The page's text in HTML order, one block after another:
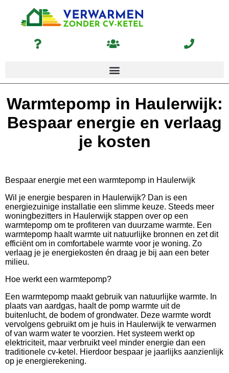
Warmtepomp in Haulerwijk:
Bespaar energie en verlaag
je kosten
Bespaar energie met een warmtepomp in Haulerwijk
Wil je energie besparen in Haulerwijk? Dan is een
energiezuinige installatie een slimme keuze. Steeds meer
woningbezitters in Haulerwijk stappen over op een
warmtepomp om te profiteren van duurzame warmte. Een
warmtepomp haalt warmte uit natuurlijke bronnen en zet dit
efficiënt om in comfortabele warmte voor je woning. Zo
verlaag je je energiekosten én draag je bij aan een beter
milieu.
Hoe werkt een warmtepomp?
Een warmtepomp maakt gebruik van natuurlijke warmte. In
plaats van aardgas, haalt de pomp warmte uit de
buitenlucht, de bodem of grondwater. Deze warmte wordt
vervolgens gebruikt om je huis in Haulerwijk te verwarmen
of van warm water te voorzien. Het systeem werkt op
elektriciteit, maar verbruikt veel minder energie dan een
traditionele cv-ketel. Hierdoor bespaar je jaarlijks aanzienlijk
op je energierekening.